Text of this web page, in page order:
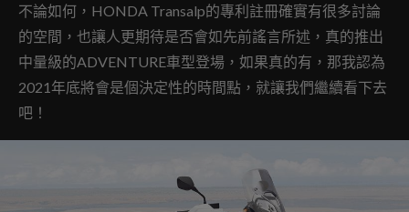
不論如何，HONDA Transalp的專利註冊確實有很多討論
的空間，也讓人更期待是否會如先前謠言所述，真的推出
中量級的ADVENTURE車型登場，如果真的有，那我認為
2021年底將會是個決定性的時間點，就讓我們繼續看下去
吧！